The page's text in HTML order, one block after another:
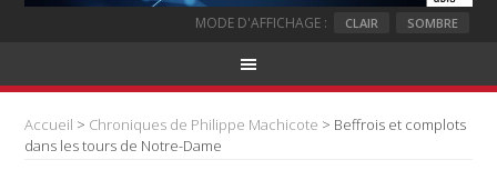
MODE D'AFFICHAGE : CLAIR SOMBRE
Accueil > Chroniques de Philippe Machicote > Beffrois et complots
dans les tours de Notre-Dame